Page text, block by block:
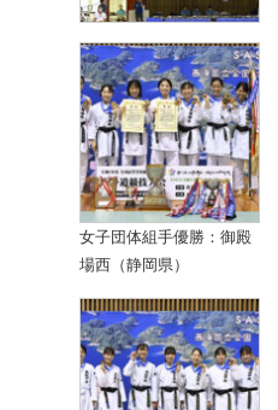
女子団体組手優勝：御殿
場西（静岡県）